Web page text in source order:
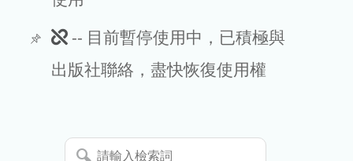
此
期
暫
-- 目前暫停使用中，已積極與
出版社聯絡，盡快恢復使用權
請